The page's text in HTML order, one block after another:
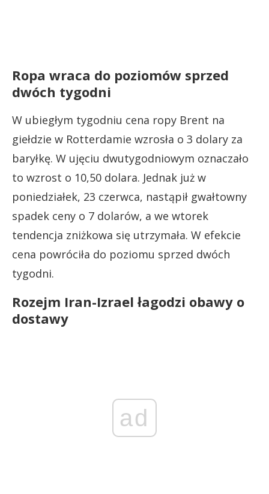
Ropa wraca do poziomów sprzed
dwóch tygodni
W ubiegłym tygodniu cena ropy Brent na
giełdzie w Rotterdamie wzrosła o 3 dolary za
baryłkę. W ujęciu dwutygodniowym oznaczało
to wzrost o 10,50 dolara. Jednak już w
poniedziałek, 23 czerwca, nastąpił gwałtowny
spadek ceny o 7 dolarów, a we wtorek
tendencja zniżkowa się utrzymała. W efekcie
cena powróciła do poziomu sprzed dwóch
tygodni.
Rozejm Iran-Izrael łagodzi obawy o
dostawy
ad